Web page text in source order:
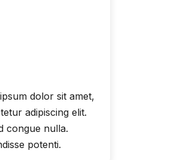
dolor sit amet,
adipiscing elit.
congue nulla.
potenti.